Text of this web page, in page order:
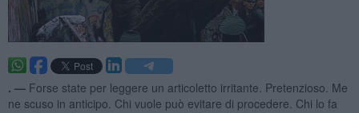
. — Forse state per leggere un articoletto irritante. Pretenzioso. Me
ne scuso in anticipo. Chi vuole può evitare di procedere. Chi lo fa